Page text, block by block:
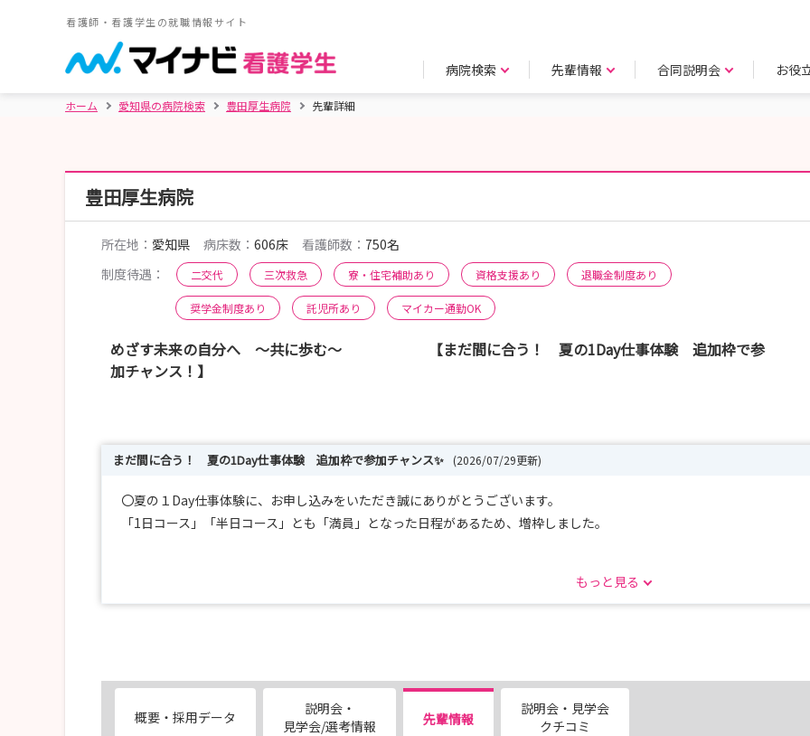
看護師・看護学生の就職情報サイト
病院検索 先輩情報 合同説明会 お役
ホーム 愛知県の病院検索 豊田厚生病院 先輩詳細
豊田厚生病院
所在地： 愛知県 病床数： 606床 看護師数： 750名
制度待遇：
二交代 三次救急 寮・住宅補助あり 資格支援あり 退職金制度あり
奨学金制度あり 託児所あり マイカー通勤OK
めざす未来の自分へ ～共に歩む～ 【まだ間に合う！ 夏の1Day仕事体験 追加枠で参
加チャンス！】
まだ間に合う！ 夏の1Day仕事体験 追加枠で参加チャンス✨ (2026/07/29更新)
〇夏の１Day仕事体験に、お申し込みをいただき誠にありがとうございます。
「1日コース」「半日コース」とも「満員」となった日程があるため、増枠しました。
【新設】～病院説明会コース（午前）～ 豊田厚生病院をもっと知りたい方へ 新コース登場！
もっと見る
概要・採用データ
説明会・
見学会/選考情報
先輩情報
説明会・見学会
クチコミ